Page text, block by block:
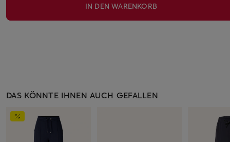
IN DEN WARENKORB
DAS KÖNNTE IHNEN AUCH GEFALLEN